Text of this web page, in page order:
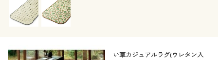
い草カジュアルラグ(ウレタン入